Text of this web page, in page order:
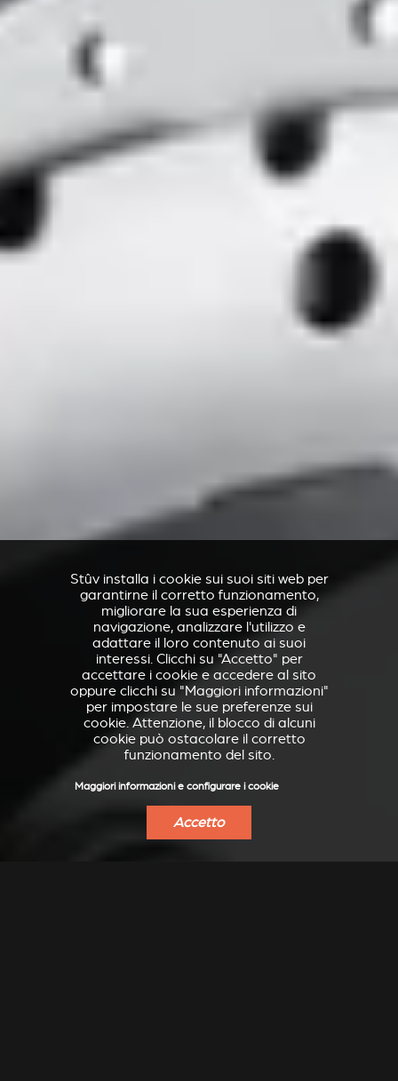
Stûv installa i cookie sui suoi siti web per
garantirne il corretto funzionamento,
migliorare la sua esperienza di
navigazione, analizzare l'utilizzo e
adattare il loro contenuto ai suoi
interessi. Clicchi su "Accetto" per
accettare i cookie e accedere al sito
oppure clicchi su "Maggiori informazioni"
per impostare le sue preferenze sui
cookie. Attenzione, il blocco di alcuni
cookie può ostacolare il corretto
funzionamento del sito.
Maggiori informazioni e configurare i cookie
Accetto